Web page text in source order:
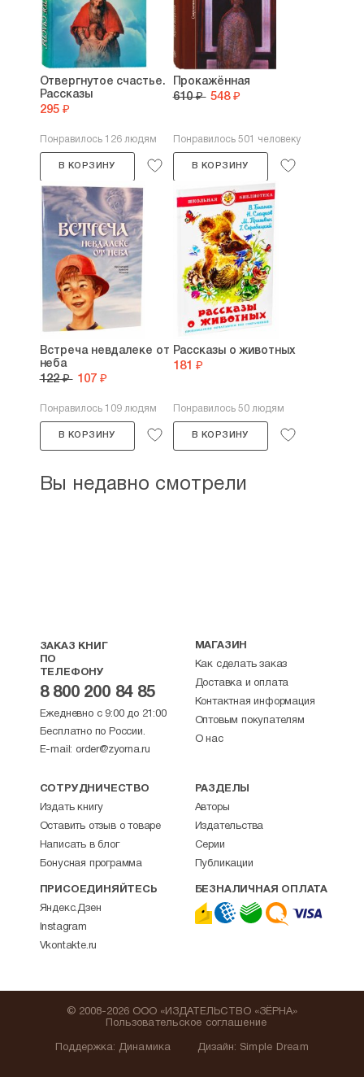
Отвергнутое счастье.
Рассказы
295 ₽
Понравилось 126 людям
В КОРЗИНУ
Прокажённая
610 ₽ 548 ₽
Понравилось 501 человеку
В КОРЗИНУ
Встреча невдалеке от
неба
122 ₽ 107 ₽
Понравилось 109 людям
В КОРЗИНУ
Рассказы о животных
181 ₽
Понравилось 50 людям
В КОРЗИНУ
Вы недавно смотрели
ЗАКАЗ КНИГ
ПО
ТЕЛЕФОНУ
8 800 200 84 85
Ежедневно с 9:00 до 21:00
Бесплатно по России.
E-mail: order@zyorna.ru
МАГАЗИН
Как сделать заказ
Доставка и оплата
Контактная информация
Оптовым покупателям
О нас
СОТРУДНИЧЕСТВО
Издать книгу
Оставить отзыв о товаре
Написать в блог
Бонусная программа
РАЗДЕЛЫ
Авторы
Издательства
Серии
Публикации
ПРИСОЕДИНЯЙТЕСЬ
Яндекс.Дзен
Instagram
Vkontakte.ru
БЕЗНАЛИЧНАЯ ОПЛАТА
Поддержка: Динамика
© 2008-2026 ООО «ИЗДАТЕЛЬСТВО «ЗЁРНА»
Пользовательское соглашение
Дизайн: Simple Dream